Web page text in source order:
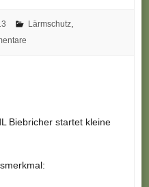
Lärmschutz,
Biebricher startet kleine